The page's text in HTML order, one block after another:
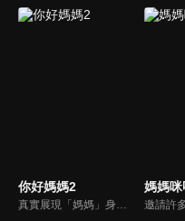
你好媽媽2
真實展現「媽媽」身份的更多社會觸角，探討對「媽媽」概念的時代定義，探訪更多的當代媽媽。每期走進嘉賓生活，探討母親在家庭中、在自己生命中的位置。
媽媽咪